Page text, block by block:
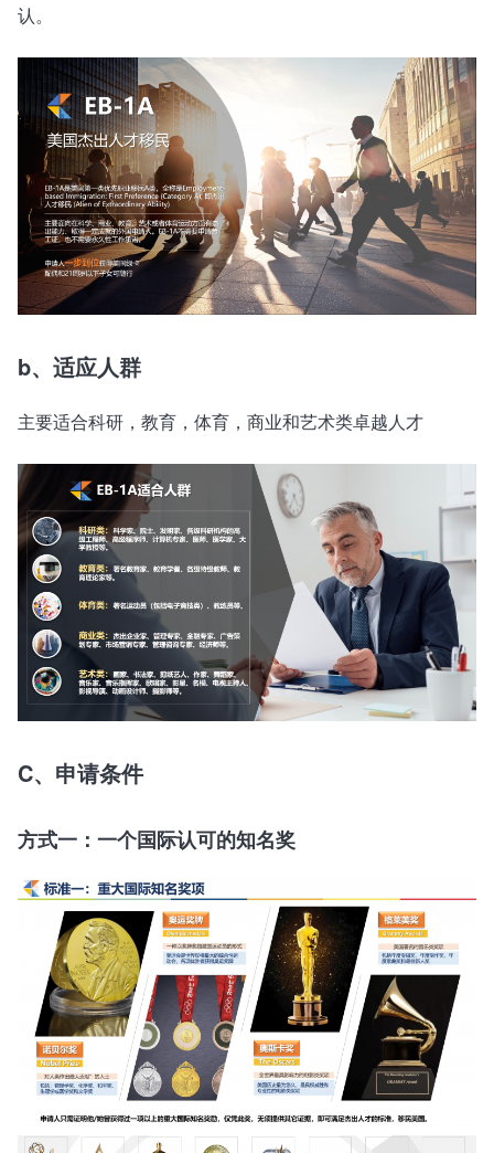
认。
b、适应人群
主要适合科研，教育，体育，商业和艺术类卓越人才
C、申请条件
方式一：一个国际认可的知名奖